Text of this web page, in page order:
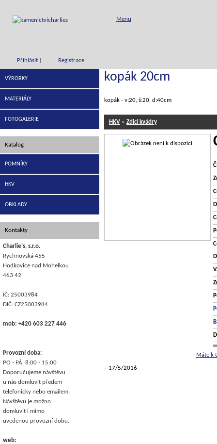
Menu
Přihlásit Registrace
kopák 20cm
kopák - v:20, š:20, d:40cm
HKV » Zdicí kvádry
Máte k
17/5/2016
VÝROBKY
MATERIÁLY
FOTOGALERIE
Katalog
POMNÍKY
HKV
OBKLADY
Kontakty
Charlie's, s.r.o.
Rychnovská 455
Hodkovice nad Mohelkou
463 42
IČ: 25003984
DIČ: CZ25003984
mob: +420 603 227 446
Provozní doba:
PO - PÁ 8:00 - 15:00
Doporučujeme návštěvu
u nás domluvit předem
telefonicky nebo emailem.
Návštěvu je možno
domluvit i mimo
uvedenou provozní dobu.
web: